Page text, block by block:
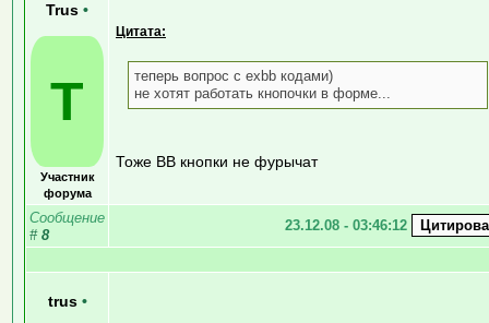
Trus •
T
Участник
форума
Цитата:
теперь вопрос с exbb кодами)
не хотят работать кнопочки в форме...
Тоже BB кнопки не фурычат
Сообщение
# 8
23.12.08 - 03:46:12
trus •